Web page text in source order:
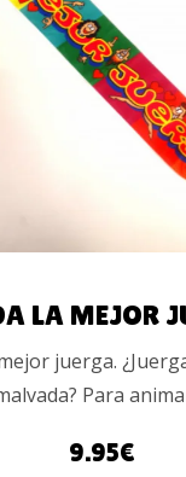
AÑADIR AL
CARRITO
LA MEJOR
juerga.
Para
9.95€